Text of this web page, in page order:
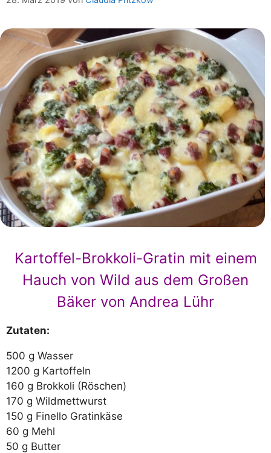
Kartoffel-Brokkoli-Gratin mit einem
Hauch von Wild aus dem Großen
Bäker von Andrea Lühr
Zutaten:
500 g Wasser
1200 g Kartoffeln
160 g Brokkoli (Röschen)
170 g Wildmettwurst
150 g Finello Gratinkäse
60 g Mehl
50 g Butter